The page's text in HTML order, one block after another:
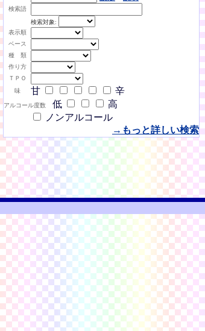
検索語
検索対象:
表示順
ベース
種 類
作り方
ＴＰＯ
味
甘 辛
アルコール度数 低
高
ノンアルコール
→もっと詳しい検索